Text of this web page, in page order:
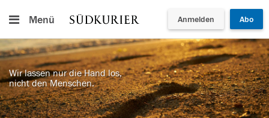
Menü Anmelden Abo
Wir lassen nur die Hand los,
nicht den Menschen.